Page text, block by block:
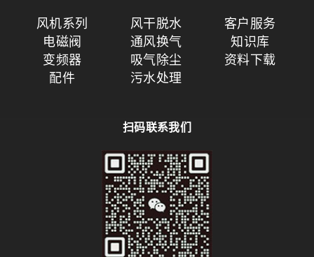
风机系列
电磁阀
变频器
配件
风干脱水
通风换气
吸气除尘
污水处理
客户服务
知识库
资料下载
扫码联系我们